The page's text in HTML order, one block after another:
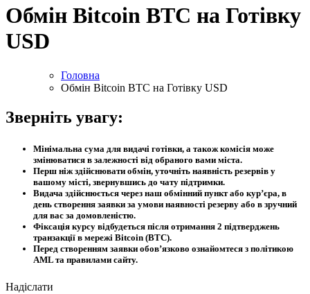
Обмін Bitcoin BTC на Готівку
USD
Головна
Обмін Bitcoin BTC на Готівку USD
Зверніть увагу:
Мінімальна сума для видачі готівки, а також комісія може
змінюватися в залежності від обраного вами міста.
Перш ніж здійснювати обмін, уточніть наявність резервів у
вашому місті, звернувшись до чату підтримки.
Видача здійснюється через наш обмінний пункт або кур’єра, в
день створення заявки за умови наявності резерву або в зручний
для вас за домовленістю.
Фіксація курсу відбудеться після отримання 2 підтверджень
транзакції в мережі Bitcoin (BTC).
Перед створенням заявки обов’язково ознайомтеся з політикою
AML та правилами сайту.
Надіслати